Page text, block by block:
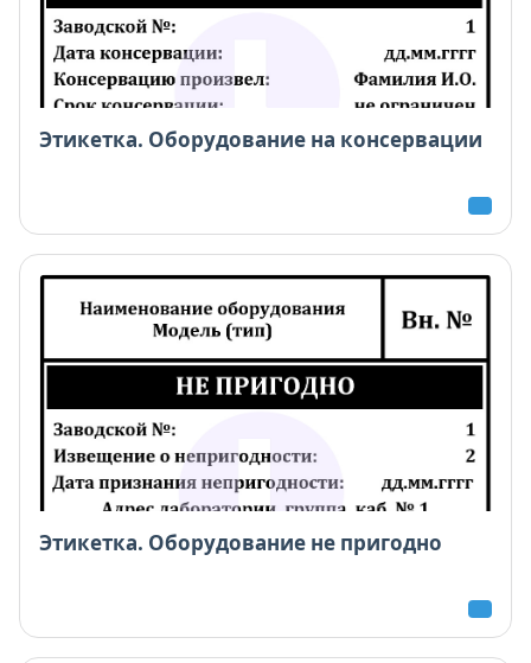
Этикетка. Оборудование на консервации
Этикетка. Оборудование не пригодно